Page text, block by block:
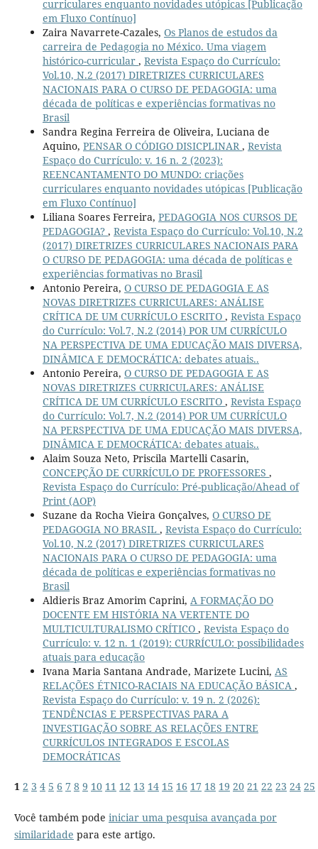
curriculares enquanto novidades utópicas [Publicação
em Fluxo Contínuo]
Zaira Navarrete-Cazales, Os Planos de estudos da
carreira de Pedagogia no México. Uma viagem
histórico-curricular , Revista Espaço do Currículo:
Vol.10, N.2 (2017) DIRETRIZES CURRICULARES
NACIONAIS PARA O CURSO DE PEDAGOGIA: uma
década de políticas e experiências formativas no
Brasil
Sandra Regina Ferreira de Oliveira, Luciana de
Aquino, PENSAR O CÓDIGO DISICPLINAR, Revista
Espaço do Currículo: v. 16 n. 2 (2023):
REENCANTAMENTO DO MUNDO: criações
curriculares enquanto novidades utópicas [Publicação
em Fluxo Contínuo]
Liliana Soares Ferreira, PEDAGOGIA NOS CURSOS DE
PEDAGOGIA? , Revista Espaço do Currículo: Vol.10, N.2
(2017) DIRETRIZES CURRICULARES NACIONAIS PARA
O CURSO DE PEDAGOGIA: uma década de políticas e
experiências formativas no Brasil
Antonio Pereira, O CURSO DE PEDAGOGIA E AS
NOVAS DIRETRIZES CURRICULARES: ANÁLISE
CRÍTICA DE UM CURRÍCULO ESCRITO , Revista Espaço
do Currículo: Vol.7, N.2 (2014) POR UM CURRÍCULO
NA PERSPECTIVA DE UMA EDUCAÇÃO MAIS DIVERSA,
DINÂMICA E DEMOCRÁTICA: debates atuais..
Antonio Pereira, O CURSO DE PEDAGOGIA E AS
NOVAS DIRETRIZES CURRICULARES: ANÁLISE
CRÍTICA DE UM CURRÍCULO ESCRITO , Revista Espaço
do Currículo: Vol.7, N.2 (2014) POR UM CURRÍCULO
NA PERSPECTIVA DE UMA EDUCAÇÃO MAIS DIVERSA,
DINÂMICA E DEMOCRÁTICA: debates atuais..
Alaim Souza Neto, Priscila Martelli Casarin,
CONCEPÇÃO DE CURRÍCULO DE PROFESSORES ,
Revista Espaço do Currículo: Pré-publicação/Ahead of
Print (AOP)
Suzane da Rocha Vieira Gonçalves, O CURSO DE
PEDAGOGIA NO BRASIL , Revista Espaço do Currículo:
Vol.10, N.2 (2017) DIRETRIZES CURRICULARES
NACIONAIS PARA O CURSO DE PEDAGOGIA: uma
década de políticas e experiências formativas no
Brasil
Aldieris Braz Amorim Caprini, A FORMAÇÃO DO
DOCENTE EM HISTÓRIA NA VERTENTE DO
MULTICULTURALISMO CRÍTICO , Revista Espaço do
Currículo: v. 12 n. 1 (2019): CURRÍCULO: possibilidades
atuais para educação
Ivana Maria Santana Andrade, Marizete Lucini, AS
RELAÇÕES ÉTNICO-RACIAIS NA EDUCAÇÃO BÁSICA ,
Revista Espaço do Currículo: v. 19 n. 2 (2026):
TENDÊNCIAS E PERSPECTIVAS PARA A
INVESTIGAÇÃO SOBRE AS RELAÇÕES ENTRE
CURRÍCULOS INTEGRADOS E ESCOLAS
DEMOCRÁTICAS
1 2 3 4 5 6 7 8 9 10 11 12 13 14 15 16 17 18 19 20 21 22 23 24 25
Você também pode iniciar uma pesquisa avançada por
similaridade para este artigo.